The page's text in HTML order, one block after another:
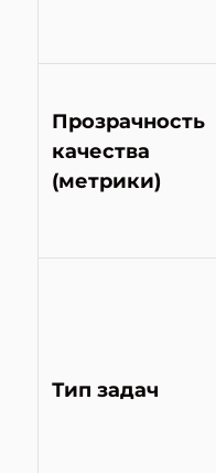
Прозрачность
качества
(метрики)
Тип задач